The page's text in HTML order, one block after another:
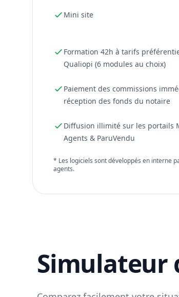
Mini site
Formation 42h à tarifs
Qualiopi (6 modules au choix)
Paiement des commissions
réception des fonds du notaire
Diffusion illimité sur les portails
Agents & ParuVendu
* Les logiciels sont développés en interne
agents.
Simulateur